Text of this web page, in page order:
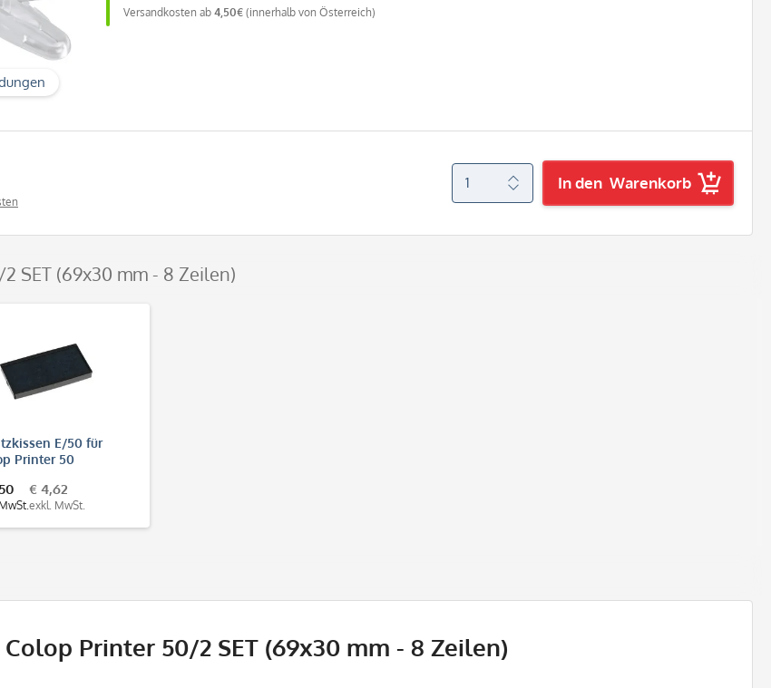
Versandkosten ab 4,50€ (innerhalb von Österreich)
In den Warenkorb
SET (69x30 mm - 8 Zeilen)
E/50 für
Printer 50
€ 4,62
exkl. MwSt.
Colop Printer 50/2 SET (69x30 mm - 8 Zeilen)